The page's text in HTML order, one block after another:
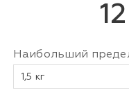
Наибольший
1,5 кг